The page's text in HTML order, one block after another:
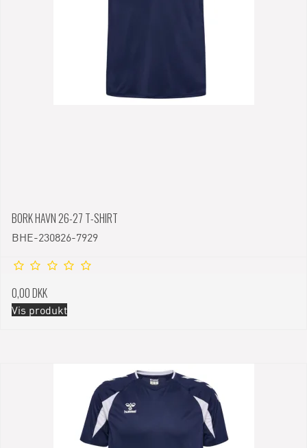
BORK HAVN 26-27 T-SHIRT
BHE-230826-7929
0,00 DKK
Vis produkt